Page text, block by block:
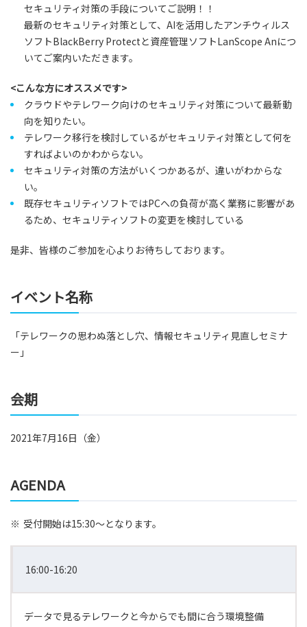
セキュリティ対策の手段についてご説明！！
最新のセキュリティ対策として、AIを活用したアンチウィルス
ソフトBlackBerry Protectと資産管理ソフトLanScope Anにつ
いてご案内いただきます。
<こんな方にオススメです>
クラウドやテレワーク向けのセキュリティ対策について最新動
向を知りたい。
テレワーク移行を検討しているがセキュリティ対策として何を
すればよいのかわからない。
セキュリティ対策の方法がいくつかあるが、違いがわからな
い。
既存セキュリティソフトではPCへの負荷が高く業務に影響があ
るため、セキュリティソフトの変更を検討している
是非、皆様のご参加を心よりお待ちしております。
イベント名称
「テレワークの思わぬ落とし穴、情報セキュリティ見直しセミナ
ー」
会期
2021年7月16日（金）
AGENDA
※ 受付開始は15:30～となります。
16:00-16:20
データで見るテレワークと今からでも間に合う環境整備